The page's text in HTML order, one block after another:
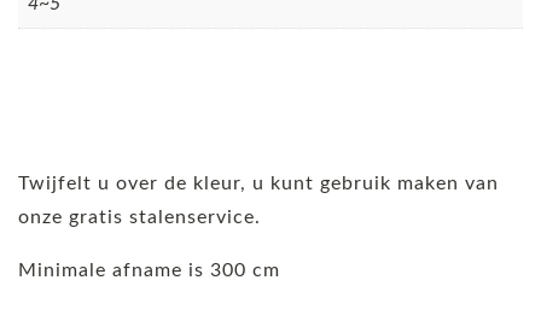
Twijfelt u over de kleur, u kunt gebruik maken van
onze gratis stalenservice.
Minimale afname is 300 cm